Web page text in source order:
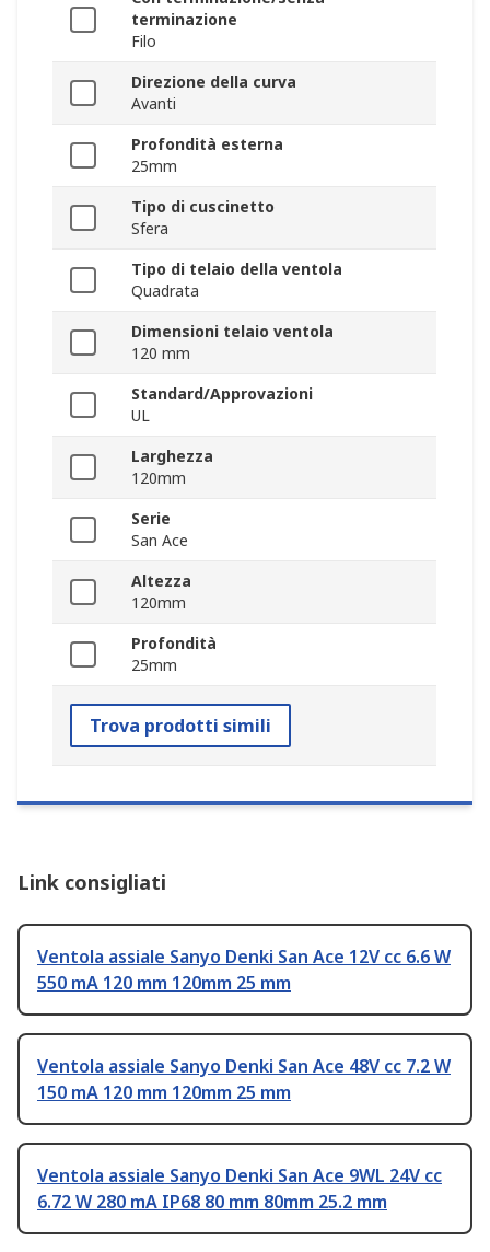
terminazione
Filo
Direzione della curva
Avanti
Profondità esterna
25mm
Tipo di cuscinetto
Sfera
Tipo di telaio della ventola
Quadrata
Dimensioni telaio ventola
120 mm
Standard/Approvazioni
UL
Larghezza
120mm
Serie
San Ace
Altezza
120mm
Profondità
25mm
Trova prodotti simili
Link consigliati
Ventola assiale Sanyo Denki San Ace 12V cc 6.6 W
550 mA 120 mm 120mm 25 mm
Ventola assiale Sanyo Denki San Ace 48V cc 7.2 W
150 mA 120 mm 120mm 25 mm
Ventola assiale Sanyo Denki San Ace 9WL 24V cc
6.72 W 280 mA IP68 80 mm 80mm 25.2 mm